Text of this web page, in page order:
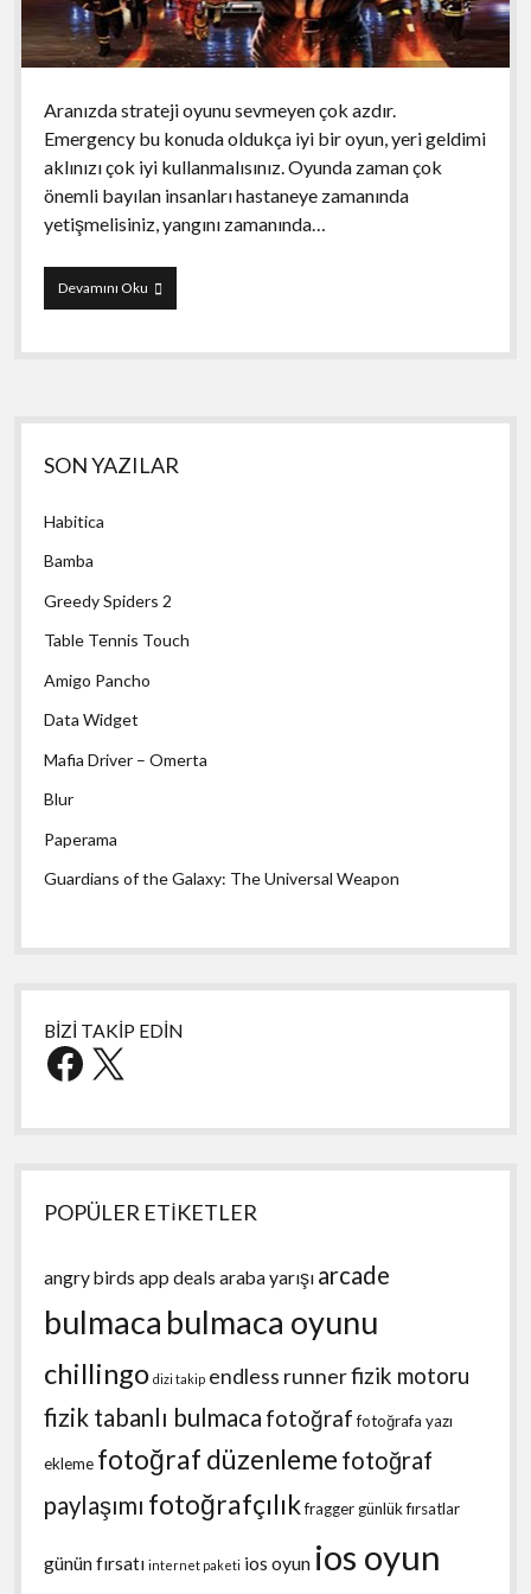
Aranızda strateji oyunu sevmeyen çok azdır.
Emergency bu konuda oldukça iyi bir oyun, yeri geldimi
aklınızı çok iyi kullanmalısınız. Oyunda zaman çok
önemli bayılan insanları hastaneye zamanında
yetişmelisiniz, yangını zamanında…
Devamını OkuEmergency
Yan
Menü
SON YAZILAR
Habitica
Bamba
Greedy Spiders 2
Table Tennis Touch
Amigo Pancho
Data Widget
Mafia Driver – Omerta
Blur
Paperama
Guardians of the Galaxy: The Universal Weapon
BİZİ TAKİP EDİN
Facebook
X
POPÜLER ETİKETLER
angry birds app deals araba yarışı arcade
bulmaca bulmaca oyunu
chillingo dizi takip endless runnerfizik motoru
fizik tabanlı bulmaca fotoğraf fotoğrafa yazı
ekleme fotoğraf düzenleme fotoğraf
paylaşımı fotoğrafçılıkfraggergünlük fırsatlar
günün fırsatı internet paketi ios oyun ios oyun